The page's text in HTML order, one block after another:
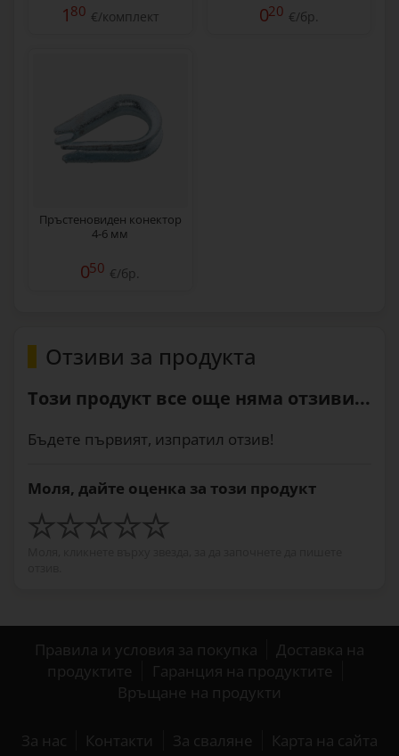
1 80 €/комплект 020 €/бр.
Пръстеновиден конектор
4-6 мм
050 €/бр.
Отзиви за продукта
Този продукт все още няма отзиви...
Бъдете първият, изпратил отзив!
Моля, дайте оценка за този продукт
Правила и условия за покупка
Доставка на
продуктите
Гаранция на продуктите
Връщане на продукти
За нас Контакти За сваляне Карта на сайта